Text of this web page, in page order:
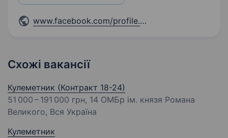
www.facebook.com/profile.php
Схожі вакансії
Кулеметник (Контракт 18-24)
51 000 – 191 000 грн, 14 ОМБр ім. князя Романа
Великого, Вся Україна
Кулеметник